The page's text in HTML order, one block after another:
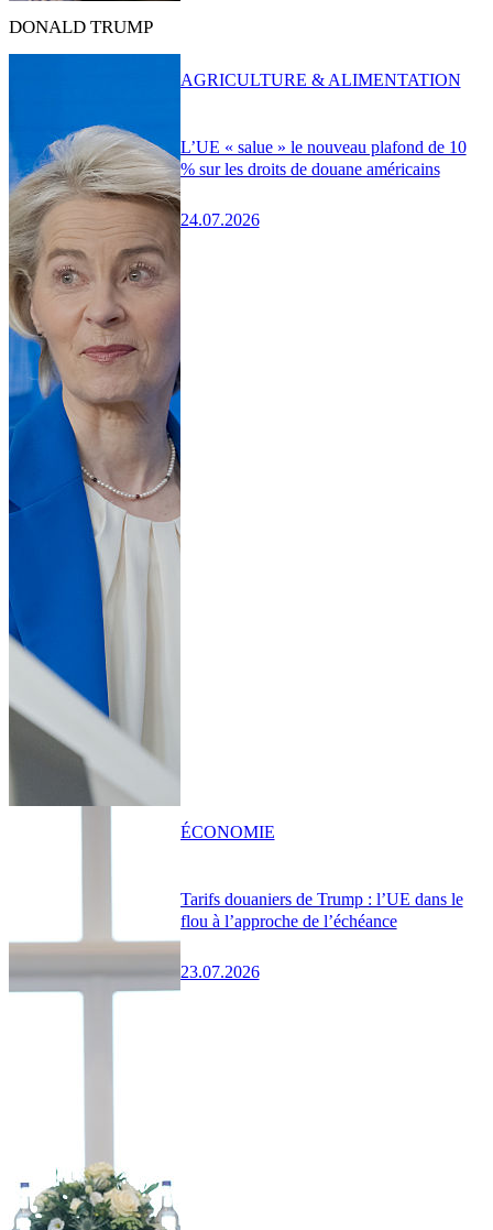
DONALD TRUMP
L’UE « salue » le nouveau plafond de 10
% sur les droits de douane américains
24.07.2026
AGRICULTURE & ALIMENTATION
Tarifs douaniers de Trump : l’UE dans le
flou à l’approche de l’échéance
23.07.2026
ÉCONOMIE